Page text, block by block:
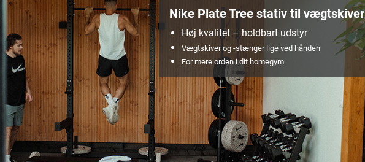
Nike Plate Tree stativ til vægtskiver
Høj kvalitet – holdbart udstyr
Vægtskiver og -stænger lige ved hånden
For mere orden i dit homegym